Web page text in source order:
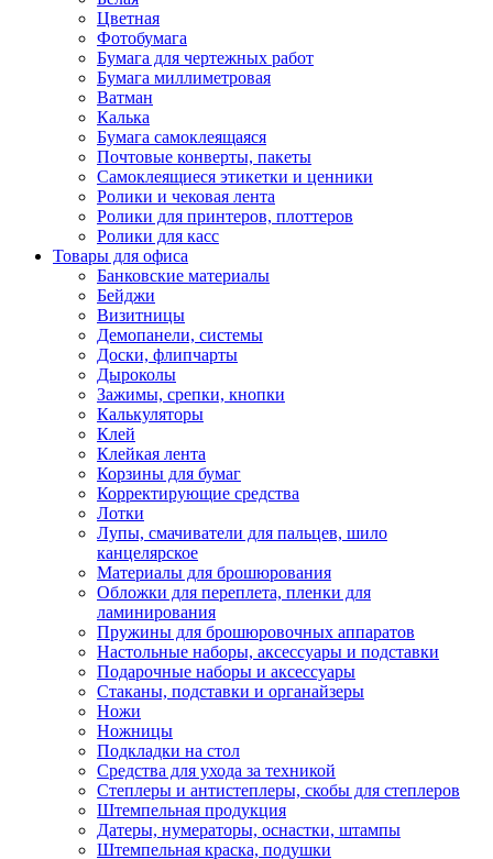
Цветная
Фотобумага
Бумага для чертежных работ
Бумага миллиметровая
Ватман
Калька
Бумага самоклеящаяся
Почтовые конверты, пакеты
Самоклеящиеся этикетки и ценники
Ролики и чековая лента
Ролики для принтеров, плоттеров
Ролики для касс
Товары для офиса
Банковские материалы
Бейджи
Визитницы
Демопанели, системы
Доски, флипчарты
Дыроколы
Зажимы, срепки, кнопки
Калькуляторы
Клей
Клейкая лента
Корзины для бумаг
Корректирующие средства
Лотки
Лупы, смачиватели для пальцев, шило
канцелярское
Материалы для брошюрования
Обложки для переплета, пленки для
ламинирования
Пружины для брошюровочных аппаратов
Настольные наборы, аксессуары и подставки
Подарочные наборы и аксессуары
Стаканы, подставки и органайзеры
Ножи
Ножницы
Подкладки на стол
Средства для ухода за техникой
Степлеры и антистеплеры, скобы для степлеров
Штемпельная продукция
Датеры, нумераторы, оснастки, штампы
Штемпельная краска, подушки